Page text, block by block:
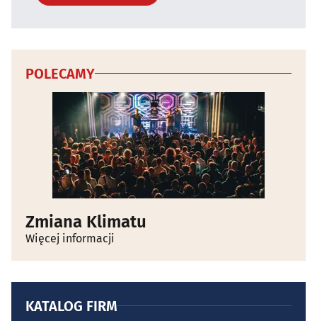
POLECAMY
Zmiana Klimatu
Więcej informacji
KATALOG FIRM